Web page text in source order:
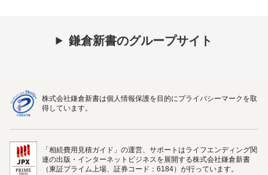
鎌倉新書のグループサイト
株式会社鎌倉新書は個人情報保護を目的にプライバシーマークを取
得しています。
「相続費用見積ガイド」の運営、サポートはライフエンディング関
連の出版・インターネットビジネスを展開する株式会社鎌倉新書
（東証プライム上場、証券コード：6184）が行っています。